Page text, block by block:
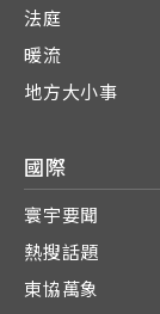
法庭
暖流
地方大小事
國際
寰宇要聞
熱搜話題
東協萬象